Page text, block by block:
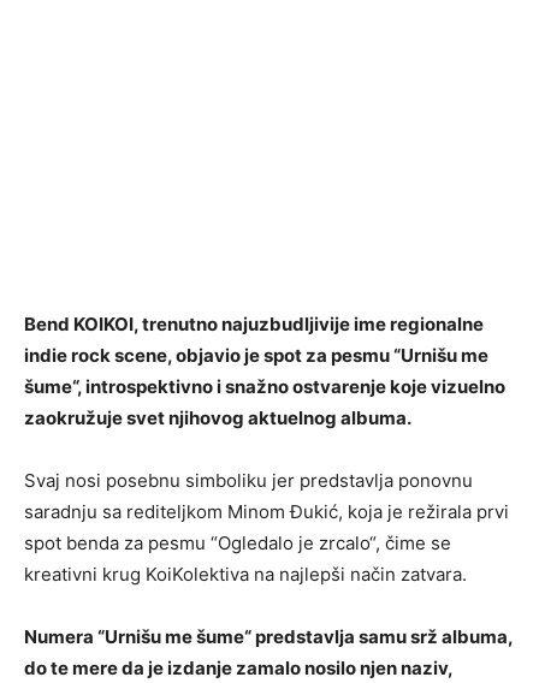
Bend KOIKOI, trenutno najuzbudljivije ime regionalne
indie rock scene, objavio je spot za pesmu “Urnišu me
šume“, introspektivno i snažno ostvarenje koje vizuelno
zaokružuje svet njihovog aktuelnog albuma.
Svaj nosi posebnu simboliku jer predstavlja ponovnu
saradnju sa rediteljkom Minom Đukić, koja je režirala prvi
spot benda za pesmu “Ogledalo je zrcalo“, čime se
kreativni krug KoiKolektiva na najlepši način zatvara.
Numera “Urnišu me šume“ predstavlja samu srž albuma,
do te mere da je izdanje zamalo nosilo njen naziv,